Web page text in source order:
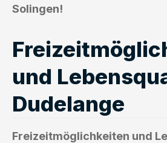
Solingen!
und
Dudelange
Freizeitmöglichkeiten und